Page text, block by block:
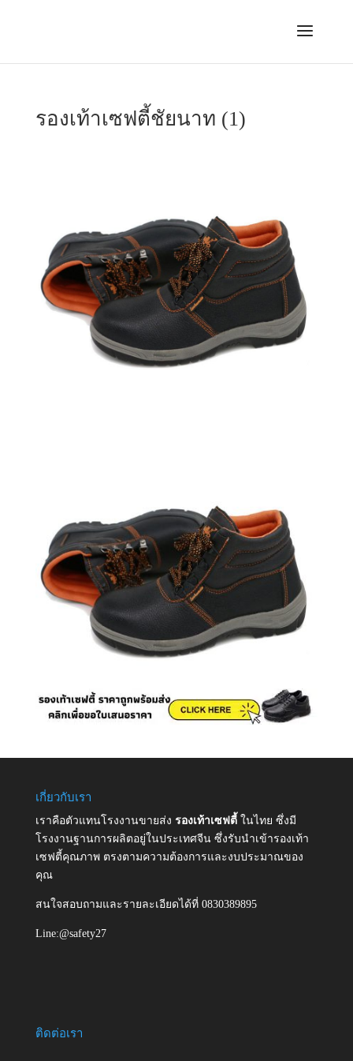
รองเท้าเซฟตี้ชัยนาท (1)
เกี่ยวกับเรา
เราคือตัวแทนโรงงานขายส่ง รองเท้าเซฟตี้ ในไทย ซึ่งมี
โรงงานฐานการผลิตอยู่ในประเทศจีน ซึ่งรับนำเข้ารองเท้า
เซฟตี้คุณภาพ ตรงตามความต้องการและงบประมาณของ
คุณ
สนใจสอบถามและรายละเอียดได้ที่ 0830389895
Line:@safety27
ติดต่อเรา